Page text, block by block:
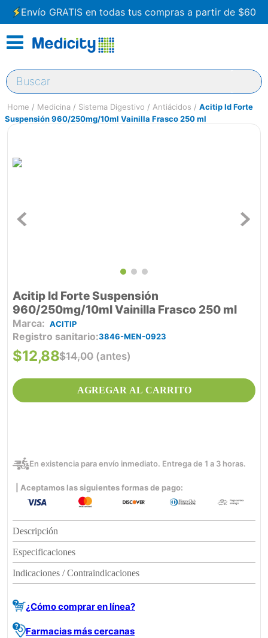
Envío GRATIS en todas tus compras a partir de $60
Buscar
Medicina Sistema Digestivo Antiácidos
Acitip Id Forte
Suspensión 960/250mg/10ml Vainilla Frasco 250 ml
Acitip Id Forte Suspensión
960/250mg/10ml Vainilla Frasco 250 ml
ACITIP
Registro sanitario 3846-MEN-0923
$14,00 (antes)
$12,88
AGREGAR AL CARRITO
En existencia para envío inmediato. Entrega de 1 a 3 horas.
| Aceptamos las siguientes formas de pago:
Descripción
Especificaciones
Indicaciones / Contraindicaciones
¿Cómo comprar en línea?
Farmacias más cercanas